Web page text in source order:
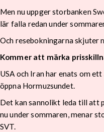
Men nu uppger storbanken
lär falla redan under
Och resebokningarna skjuter
Kommer att märka
USA och Iran har enats om
öppna Hormuzsundet.
Det kan sannolikt leda till att
nu under sommaren, menar
SVT.